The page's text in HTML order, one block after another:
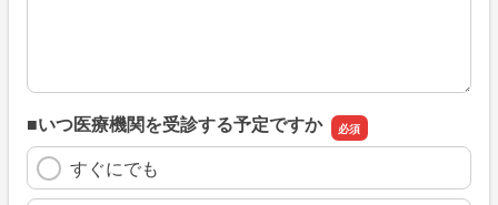
■いつ医療機関を受診する予定ですか
すぐにでも